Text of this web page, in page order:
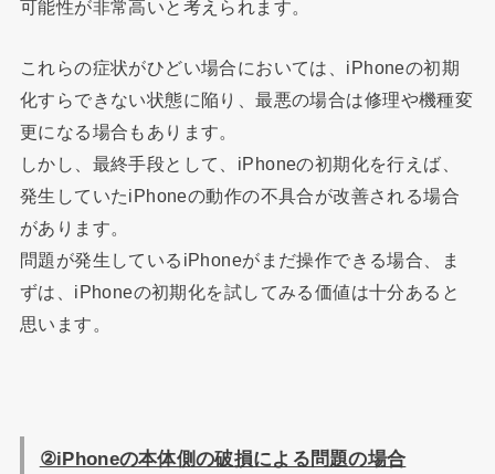
可能性が非常高いと考えられます。
これらの症状がひどい場合においては、 iPhoneの初期
化すらできない状態に陥り、最悪の場合は修理や機種変
更になる場合もあります。
しかし、最終手段として、 iPhoneの初期化を行えば、
発生していたiPhoneの動作の不具合が改善される場合
があります。
問題が発生している iPhoneがまだ操作できる場合、ま
ずは、 iPhoneの初期化を試してみる価値は十分あると
思います。
②iPhoneの本体側の破損による問題の場合